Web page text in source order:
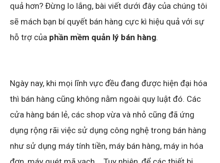
quả hơn? Đừng lo lắng, bài viết dưới đây của chúng tôi
sẽ mách bạn bí quyết bán hàng cực kì hiệu quả với sự
hỗ trợ của phần mềm quản lý bán hàng.
Ngày nay, khi mọi lĩnh vực đều đang được hiện đại hóa
thì bán hàng cũng không nằm ngoài quy luật đó. Các
cửa hàng bán lẻ, các shop vừa và nhỏ cũng đã ứng
dụng rộng rãi việc sử dụng công nghệ trong bán hàng
như sử dụng máy tính tiền, máy bán hàng, máy in hóa